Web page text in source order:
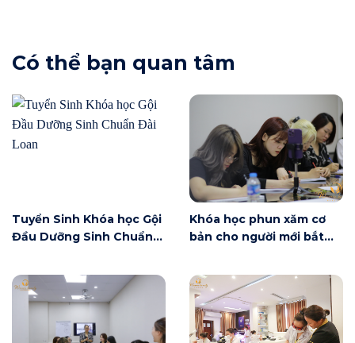
Có thể bạn quan tâm
Tuyển Sinh Khóa học Gội
Đầu Dưỡng Sinh Chuẩn
Khóa học phun xăm cơ
bản cho người mới bắt
có gì?